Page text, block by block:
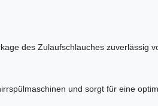
des Zulaufschlauches zuverlässig
und sorgt für eine